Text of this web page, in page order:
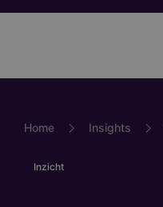
Overslaan
Home Insights
Inzicht